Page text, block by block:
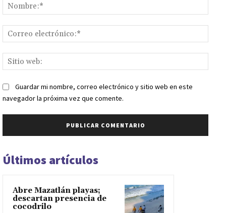
web:
Guardar mi nombre, correo electrónico y sitio web en este
navegador la próxima vez que comente.
Últimos artículos
Abre Mazatlán playas;
descartan presencia de
cocodrilo